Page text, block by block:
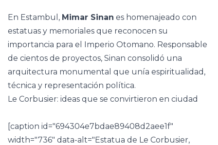
En Estambul, Mimar Sinan es homenajeado con
estatuas y memoriales que reconocen su
importancia para el Imperio Otomano. Responsable
de cientos de proyectos, Sinan consolidó una
arquitectura monumental que unía espiritualidad,
técnica y representación política.
Le Corbusier: ideas que se convirtieron en ciudad
[caption id="694304e7bdae89408d2aee1f"
width="736" data-alt="Estatua de Le Corbusier,